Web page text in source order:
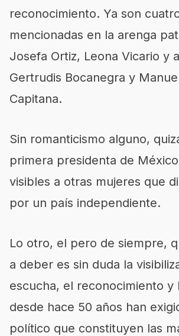
reconocimiento. Ya son
mencionadas en la arenga
Josefa Ortiz, Leona Vicario y
Gertrudis Bocanegra y
Capitana.
Sin romanticismo alguno,
primera presidenta de
visibles a otras mujeres que
por un país independiente.
Lo otro, el pero de siempre,
a deber es sin duda la
escucha, el reconocimiento y
desde hace 50 años han
político que constituyen las